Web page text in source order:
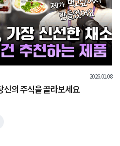
2026.01.08
의 주식을 골라보세요